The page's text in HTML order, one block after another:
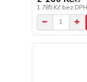
1 785 Kč bez DPH